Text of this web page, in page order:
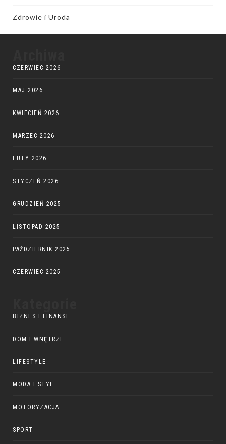
Zdrowie i Uroda
CZERWIEC 2026
MAJ 2026
KWIECIEŃ 2026
MARZEC 2026
LUTY 2026
STYCZEŃ 2026
GRUDZIEŃ 2025
LISTOPAD 2025
PAŹDZIERNIK 2025
CZERWIEC 2025
BIZNES I FINANSE
DOM I WNĘTRZE
LIFESTYLE
MODA I STYL
MOTORYZACJA
SPORT